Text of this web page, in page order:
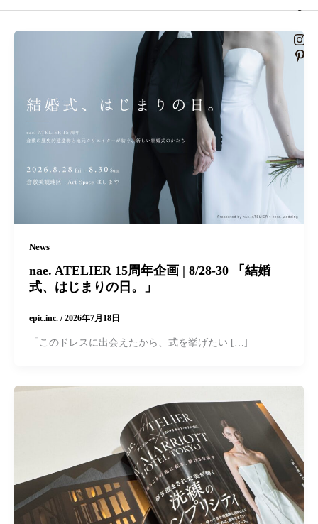
News
nae. ATELIER 15周年企画 | 8/28-30 「結婚
式、はじまりの日。」
epic.inc. /2026年7月18日
「このドレスに出会えたから、式を挙げたい […]